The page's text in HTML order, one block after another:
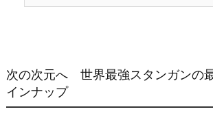
次の次元へ 世界最強スタンガンの
インナップ